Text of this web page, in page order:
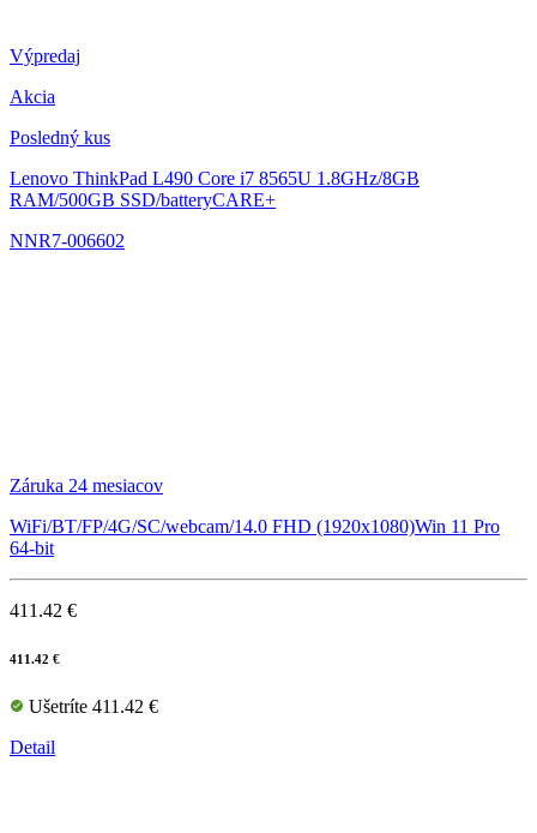
Výpredaj
Akcia
Posledný kus
Lenovo ThinkPad L490 Core i7 8565U 1.8GHz/8GB
RAM/500GB SSD/batteryCARE+
NNR7-006602
Záruka 24 mesiacov
WiFi/BT/FP/4G/SC/webcam/14.0 FHD (1920x1080)Win 11 Pro
64-bit
411.42 €
411.42 €
Ušetríte 411.42 €
Detail